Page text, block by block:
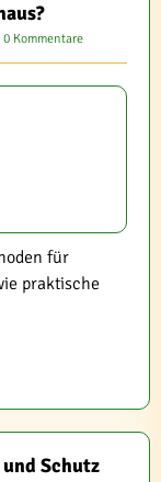
0 Kommentare
für
praktische
Schutz